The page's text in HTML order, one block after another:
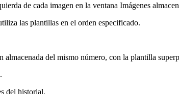
de cada imagen en la ventana Imágenes
las plantillas en el orden especificado.
almacenada del mismo número, con la plantilla
del historial.